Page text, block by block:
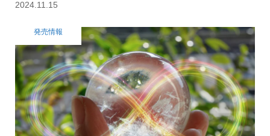
2024.11.15
発売情報